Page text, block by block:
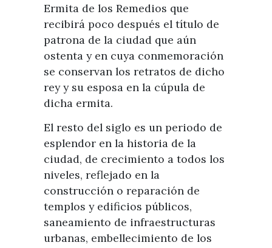
Ermita de los Remedios que
recibirá poco después el título de
patrona de la ciudad que aún
ostenta y en cuya conmemoración
se conservan los retratos de dicho
rey y su esposa en la cúpula de
dicha ermita.
El resto del siglo es un periodo de
esplendor en la historia de la
ciudad, de crecimiento a todos los
niveles, reflejado en la
construcción o reparación de
templos y edificios públicos,
saneamiento de infraestructuras
urbanas, embellecimiento de los